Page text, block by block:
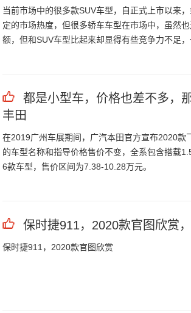
当前市场中的很多款SUV车型，自正式上市以来
定的市场热度，但很多轿车车型在市场中，虽然
额，但和SUV车型比起来却显得有些竞争力不足
高通过性，以及较为清晰的实际路感，与较高的
都是小型车，价格也差不多，
丰田
在2019广州车展期间，广汽本田官方宣布2020款
的车型名称和指导价格售价不变，全系包含搭载
6款车型，售价区间为7.38-10.28万元。
保时捷911，2020款官图欣赏
保时捷911，2020款官图欣赏